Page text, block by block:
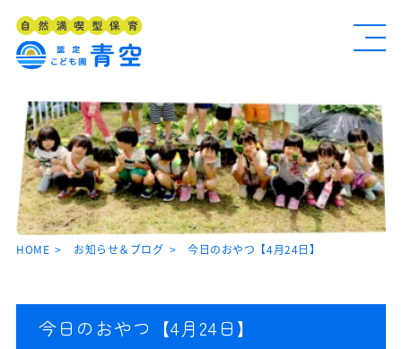
HOME お知らせ＆ブログ 今日のおやつ【4月24日】
今日のおやつ【4月24日】